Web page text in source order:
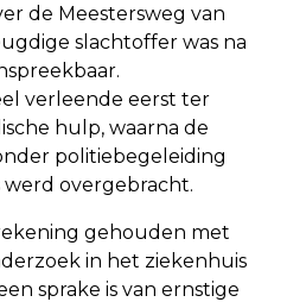
de Meestersweg van
slachtoffer was na
verleende eerst ter
hulp, waarna de
politiebegeleiding
overgebracht.
gehouden met
in het ziekenhuis
sprake is van ernstige